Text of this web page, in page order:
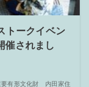
トークイベン
催されまし
要有形文化財 内田家住